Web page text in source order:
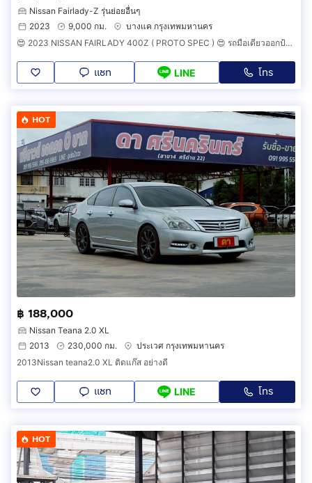
Nissan Fairlady-Z รุ่นย่อยอื่นๆ
2023
9,000 กม.
บางแค กรุงเทพมหานคร
😍 2023 NISSAN FAIRLADY 400Z ( PROTO SPEC ) 😍 รถมือเดียวออกป้ายแดง รถวิ่งน้อยเพียง 9,000 กม รถไม่เคยมีอุบัติเหตุครับ
แชท LINE โทร
HOT
฿ 188,000
Nissan Teana 2.0 XL
2013
230,000 กม.
ประเวศ กรุงเทพมหานคร
2013Nissan teana2.0 XL ติดแก๊ส อย่างดี
แชท LINE โทร
HOT